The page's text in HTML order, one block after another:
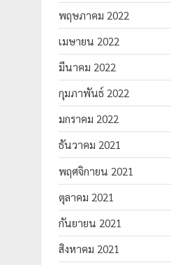
พฤษภาคม 2022
เมษายน 2022
มีนาคม 2022
กุมภาพันธ์ 2022
มกราคม 2022
ธันวาคม 2021
พฤศจิกายน 2021
ตุลาคม 2021
กันยายน 2021
สิงหาคม 2021